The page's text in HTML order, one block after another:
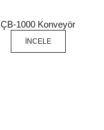
ÇB-1000 Konveyör
İNCELE